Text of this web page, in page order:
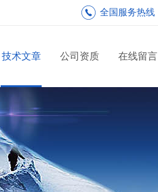
全国服务热线
技术文章 公司资质 在线留言